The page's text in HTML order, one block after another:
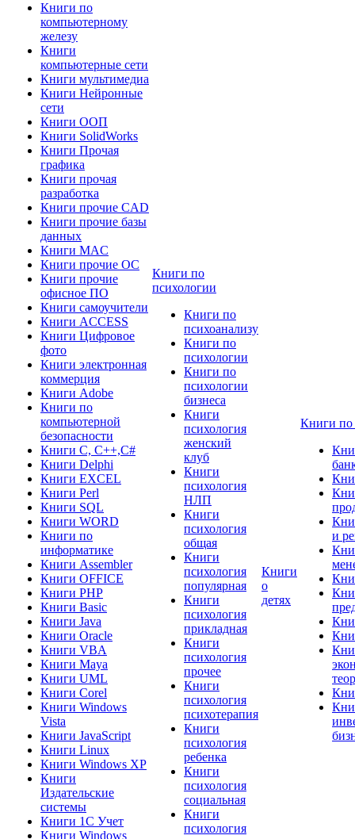
Книги по
компьютерному
железу
Книги
компьютерные сети
Книги мультимедиа
Книги Нейронные
сети
Книги ООП
Книги SolidWorks
Книги Прочая
графика
Книги прочая
разработка
Книги прочие CAD
Книги прочие базы
данных
Книги MAC
Книги прочие ОС
Книги прочие
офисное ПО
Книги самоучители
Книги ACCESS
Книги Цифровое
фото
Книги электронная
коммерция
Книги Adobe
Книги по
компьютерной
безопасности
Книги C, C++,С#
Книги Delphi
Книги EXCEL
Книги Perl
Книги SQL
Книги WORD
Книги по
информатике
Книги Assembler
Книги OFFICE
Книги PHP
Книги Basic
Книги Java
Книги Oracle
Книги VBA
Книги Maya
Книги UML
Книги Corel
Книги Windows
Vista
Книги JavaScript
Книги Linux
Книги Windows XP
Книги
Издательские
системы
Книги 1C Учет
Книги Windows
Книги по
психологии
Книги по
психоанализу
Книги по
психологии
Книги по
психологии
бизнеса
Книги
психология
женский
клуб
Книги
психология
НЛП
Книги
психология
общая
Книги
психология
популярная
Книги
психология
прикладная
Книги
психология
прочее
Книги
психология
психотерапия
Книги
психология
ребенка
Книги
психология
социальная
Книги
психология
Книги
о
детях
Книги по
и